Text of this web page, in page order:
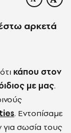
αρκετά
κάπου στον
με μας.
. Εντοπίσαμε
για σωσία τους